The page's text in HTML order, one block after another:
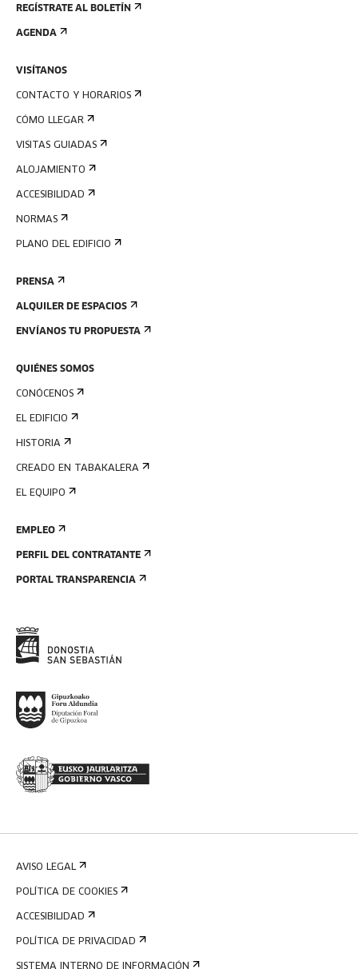
REGÍSTRATE AL BOLETÍN
AGENDA
VISÍTANOS
CONTACTO Y HORARIOS
CÓMO LLEGAR
VISITAS GUIADAS
ALOJAMIENTO
ACCESIBILIDAD
NORMAS
PLANO DEL EDIFICIO
PRENSA
ALQUILER DE ESPACIOS
ENVÍANOS TU PROPUESTA
QUIÉNES SOMOS
CONÓCENOS
EL EDIFICIO
HISTORIA
CREADO EN TABAKALERA
EL EQUIPO
EMPLEO
PERFIL DEL CONTRATANTE
PORTAL TRANSPARENCIA
AVISO LEGAL
POLÍTICA DE COOKIES
ACCESIBILIDAD
POLÍTICA DE PRIVACIDAD
SISTEMA INTERNO DE INFORMACIÓN